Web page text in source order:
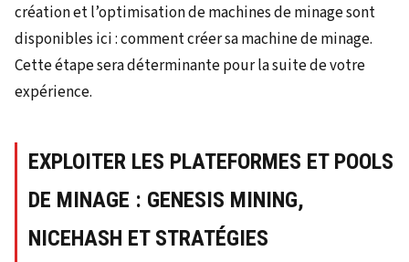
création et l’optimisation de machines de minage sont
disponibles ici : comment créer sa machine de minage.
Cette étape sera déterminante pour la suite de votre
expérience.
EXPLOITER LES PLATEFORMES ET POOLS
DE MINAGE : GENESIS MINING,
NICEHASH ET STRATÉGIES